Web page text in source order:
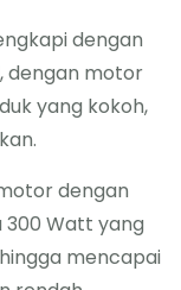
dengan
dengan motor
yang kokoh,
dengan
300 Watt yang
mencapai